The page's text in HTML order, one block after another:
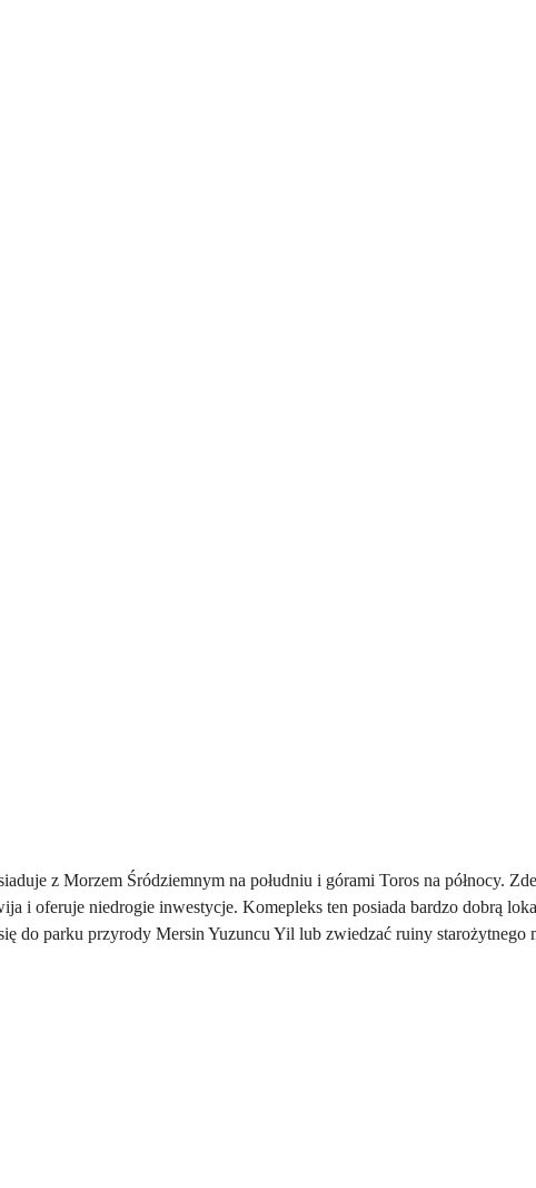
z Morzem Śródziemnym na południu i górami Toros na północy.
i oferuje niedrogie inwestycje. Komepleks ten posiada bardzo dobrą
do parku przyrody Mersin Yuzuncu Yil lub zwiedzać ruiny starożytnego